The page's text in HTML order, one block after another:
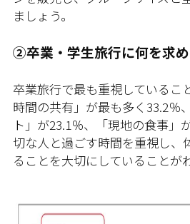
ましょう。
②卒業・学生旅行に何を求
卒業旅行で最も重視しているこ
時間の共有」が最も多く33.2％
ト」が23.1％、「現地の食事」
切な人と過ごす時間を重視し、
ることを大切にしていることが